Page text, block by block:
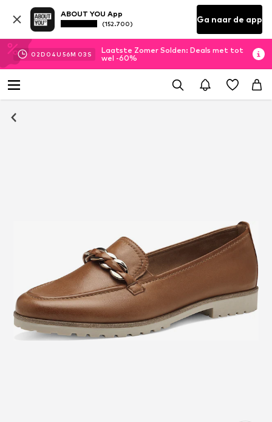
ABOUT YOU App
(152.700) Ga naar de app
02D 04U 56M 03 S
Laatste Zomer Solden: Deals met tot
wel -60%